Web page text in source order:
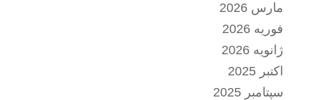
مارس 2026
فوریه 2026
ژانویه 2026
اکتبر 2025
سپتامبر 2025